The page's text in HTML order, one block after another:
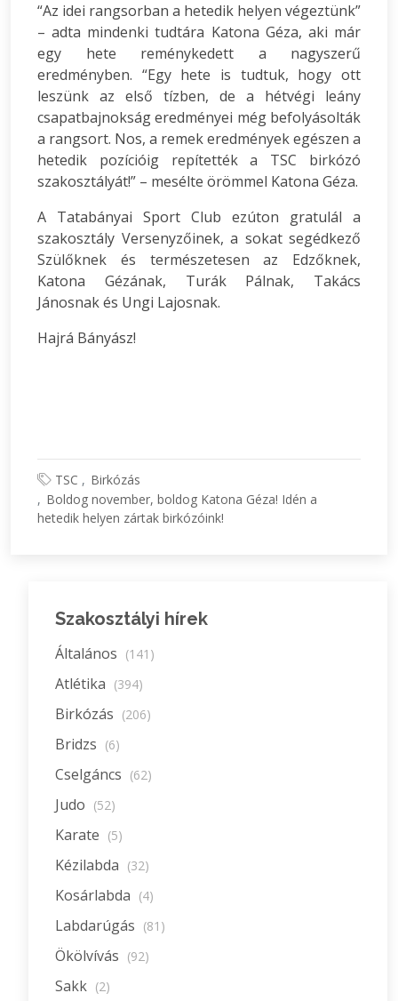
“Az idei rangsorban a hetedik helyen végeztünk”
– adta mindenki tudtára Katona Géza, aki már
egy hete reménykedett a nagyszerű
eredményben. “Egy hete is tudtuk, hogy ott
leszünk az első tízben, de a hétvégi leány
csapatbajnokság eredményei még befolyásolták
a rangsort. Nos, a remek eredmények egészen a
hetedik pozícióig repítették a TSC birkózó
szakosztályát!” – mesélte örömmel Katona Géza.
A Tatabányai Sport Club ezúton gratulál a
szakosztály Versenyzőinek, a sokat segédkező
Szülőknek és természetesen az Edzőknek,
Katona Gézának, Turák Pálnak, Takács
Jánosnak és Ungi Lajosnak.
Hajrá Bányász!
TSC
Birkózás
Boldog november, boldog Katona Géza! Idén a
hetedik helyen zártak birkózóink!
Szakosztályi hírek
Általános (141)
Atlétika (394)
Birkózás (206)
Bridzs (6)
Cselgáncs (62)
Judo (52)
Karate (5)
Kézilabda (32)
Kosárlabda (4)
Labdarúgás (81)
Ökölvívás (92)
Sakk (2)